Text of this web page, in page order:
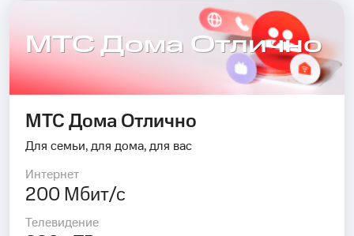
МТС Дома Отлично
МТС Дома Отлично
Для семьи, для дома, для вас
Интернет
200 Мбит/с
Телевидение